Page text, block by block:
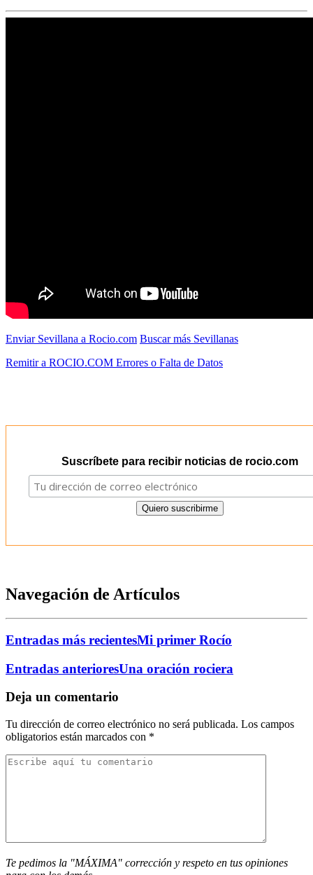
Enviar Sevillana a Rocio.com Buscar más Sevillanas
Remitir a ROCIO.COM Errores o Falta de Datos
Suscríbete para recibir noticias de rocio.com
Navegación de Artículos
Entradas más recientesMi primer Rocío
Entradas anterioresUna oración rociera
Deja un comentario
Tu dirección de correo electrónico no será publicada. Los campos
obligatorios están marcados con *
Te pedimos la "MÁXIMA" corrección y respeto en tus opiniones